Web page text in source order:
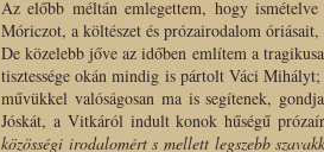
Az előbb méltán emlegettem, hogy
Móriczot, a költészet és prózairodalom
De közelebb jőve az időben említem a
tisztessége okán mindig is pártolt Váci
művükkel valóságosan ma is segítenek,
Jóskát, a Vitkáról indult konok hűségű
közösségi irodalomért s mellett legszebb